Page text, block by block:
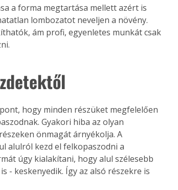
a forma megtartása mellett azért is
lombozatot neveljen a növény.
ám profi, egyenletes munkát csak
Gyakori hiba az olyan
önmagát árnyékolja. A
alulról kezd el felkopaszodni a
úgy kialakítani, hogy alul szélesebb
- keskenyedik. Így az alsó részekre is